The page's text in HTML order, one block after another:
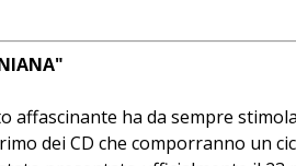
ha da sempre
dei CD che comporranno un